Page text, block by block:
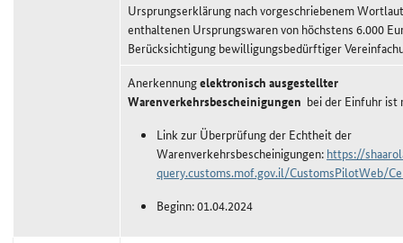
Ursprungserklärung nach vorgeschriebenem
enthaltenen Ursprungswaren von höchstens 6.000
Berücksichtigung bewilligungsbedürftiger
Anerkennungelektronisch ausgestellter
Warenverkehrsbescheinigungen bei der Einfuhr ist
Link zur Überprüfung der Echtheit der
Warenverkehrsbescheinigungen: https://
query.customs.mof.gov.il/CustomsPilotWeb/
Beginn: 01.04.2024